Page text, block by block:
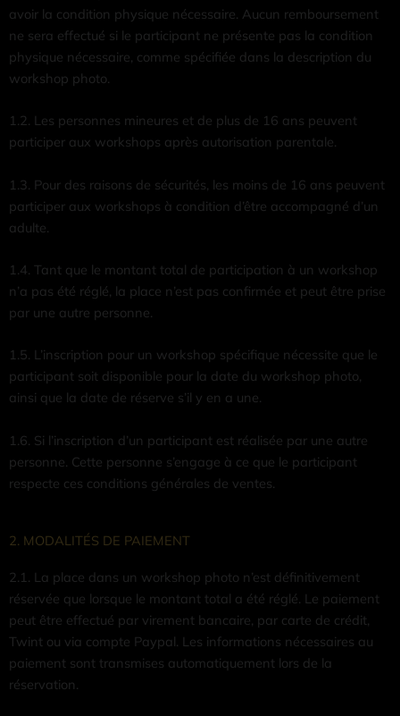
avoir la condition physique nécessaire. Aucun remboursement
ne sera effectué si le participant ne présente pas la condition
physique nécessaire, comme spécifiée dans la description du
workshop photo.
1.2. Les personnes mineures et de plus de 16 ans peuvent
participer aux workshops après autorisation parentale.
1.3. Pour des raisons de sécurités, les moins de 16 ans peuvent
participer aux workshops à condition d’être accompagné d’un
adulte.
1.4. Tant que le montant total de participation à un workshop
n’a pas été réglé, la place n’est pas confirmée et peut être prise
par une autre personne.
1.5. L’inscription pour un workshop spécifique nécessite que le
participant soit disponible pour la date du workshop photo,
ainsi que la date de réserve s’il y en a une.
1.6. Si l’inscription d’un participant est réalisée par une autre
personne. Cette personne s’engage à ce que le participant
respecte ces conditions générales de ventes.
2. MODALITÉS DE PAIEMENT
2.1. La place dans un workshop photo n’est définitivement
réservée que lorsque le montant total a été réglé. Le paiement
peut être effectué par virement bancaire, par carte de crédit,
Twint ou via compte Paypal. Les informations nécessaires au
paiement sont transmises automatiquement lors de la
réservation.